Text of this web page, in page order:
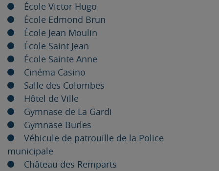
École Victor Hugo
École Edmond Brun
École Jean Moulin
École Saint Jean
École Sainte Anne
Cinéma Casino
Salle des Colombes
Hôtel de Ville
Gymnase de La Gardi
Gymnase Burles
Véhicule de patrouille de la Police
municipale
Château des Remparts